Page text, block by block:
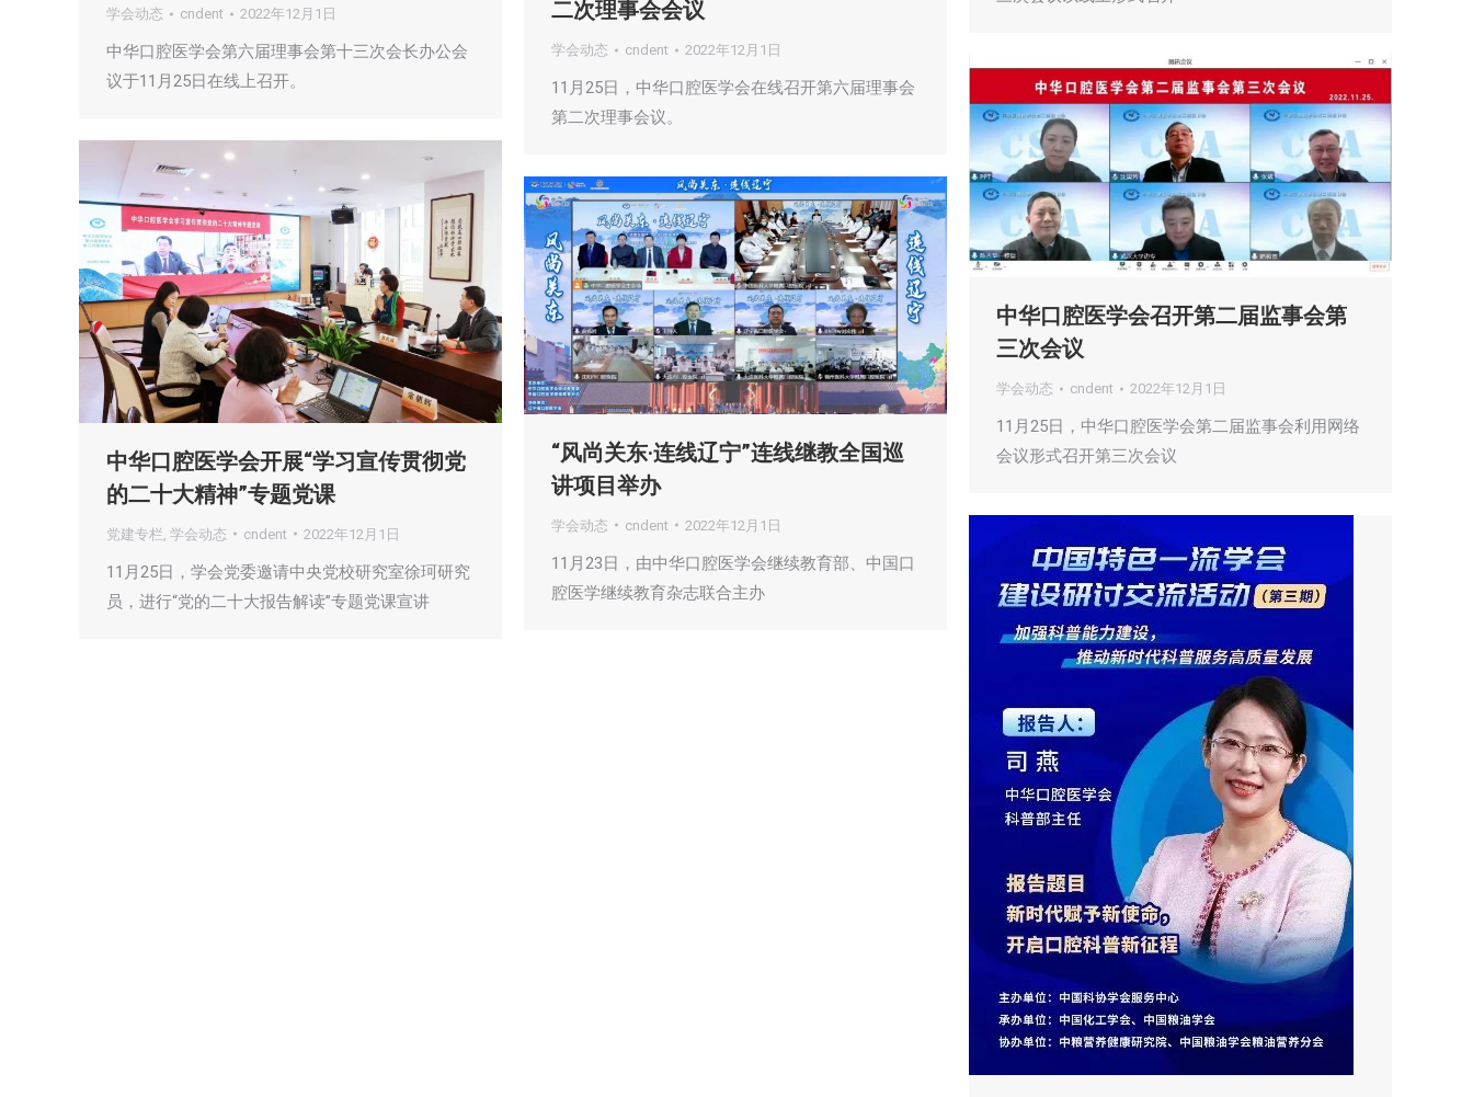
学会动态 cndent 2022年12月1日
中华口腔医学会第六届理事会第十三次会长办公会
议于11月25日在线上召开。
二次理事会会议
学会动态 cndent 2022年12月1日
11月25日，中华口腔医学会在线召开第六届理事会
第二次理事会议。
中华口腔医学会召开第二届监事会第
三次会议
学会动态 cndent 2022年12月1日
11月25日，中华口腔医学会第二届监事会利用网络
会议形式召开第三次会议
中华口腔医学会开展“学习宣传贯彻党
的二十大精神”专题党课
党建专栏 学会动态 cndent 2022年12月1日
11月25日，学会党委邀请中央党校研究室徐珂研究
员，进行“党的二十大报告解读”专题党课宣讲
“风尚关东·连线辽宁”连线继教全国巡
讲项目举办
学会动态 cndent 2022年12月1日
11月23日，由中华口腔医学会继续教育部、中国口
腔医学继续教育杂志联合主办